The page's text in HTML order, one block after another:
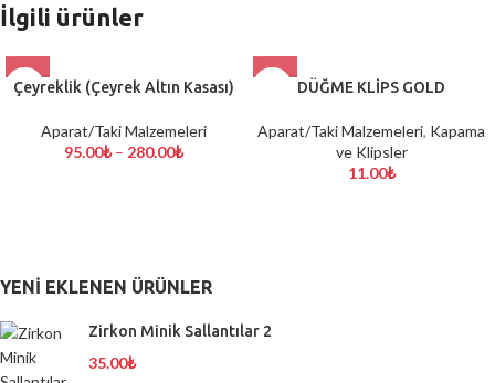
İlgili ürünler
Çeyreklik (Çeyrek Altın Kasası)
Aparat/Taki Malzemeleri
95.00₺ – 280.00₺
DÜĞME KLİPS GOLD
Aparat/Taki Malzemeleri, Kapama
ve Klipsler
11.00₺
YENI EKLENEN ÜRÜNLER
Zirkon Minik Sallantılar 2
35.00₺